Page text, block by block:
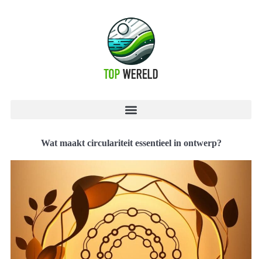
Wat maakt circulariteit essentieel in ontwerp?